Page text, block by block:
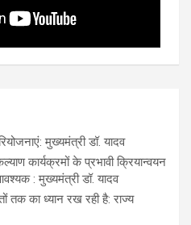
मुख्यमंत्री डॉ. यादव
कार्यक्रमों के प्रभावी क्रियान्वयन
: मुख्यमंत्री डॉ. यादव
का ध्यान रख रही है: राज्य